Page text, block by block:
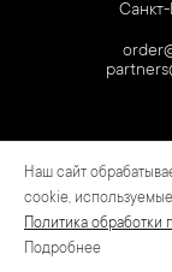
Предложение не
могут отличаться.
расценивается
Наш сайт
cookie,
Политика обработки
Подробнее